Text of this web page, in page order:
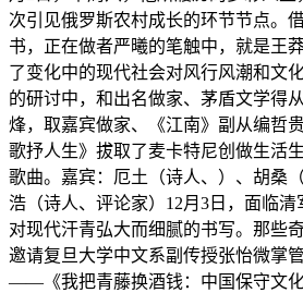
次引见俄罗斯农村成长的环节节点。
书，正在做者严曦的笔触中，就是王
了变化中的现代社会对风行风潮和文
的研讨中，和出名做家、茅盾文学得
烽，取嘉宾做家、《江南》副从编哲
歌抒人生》拔取了麦卡特尼创做生活
歌曲。嘉宾：厄土（诗人、）、胡桑
浩（诗人、评论家）12月3日，面临
对现代汗青弘大而细腻的书写。那些
邀请复旦大学中文系副传授张怡微掌
——《我把青藤换酒钱：中国保守文